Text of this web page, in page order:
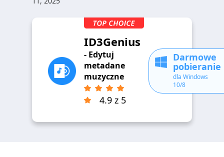
ID3Genius
- Edytuj
metadane
muzyczne
4.9 z 5
Darmowe
pobieranie
dla Windows
10/8